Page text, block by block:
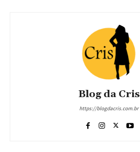
Blog da Cris
https://blogdacris.com.br